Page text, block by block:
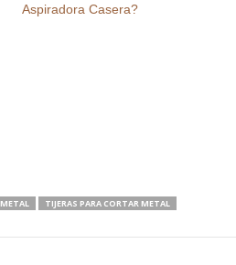
Aspiradora Casera?
TIJERAS PARA CORTAR METAL